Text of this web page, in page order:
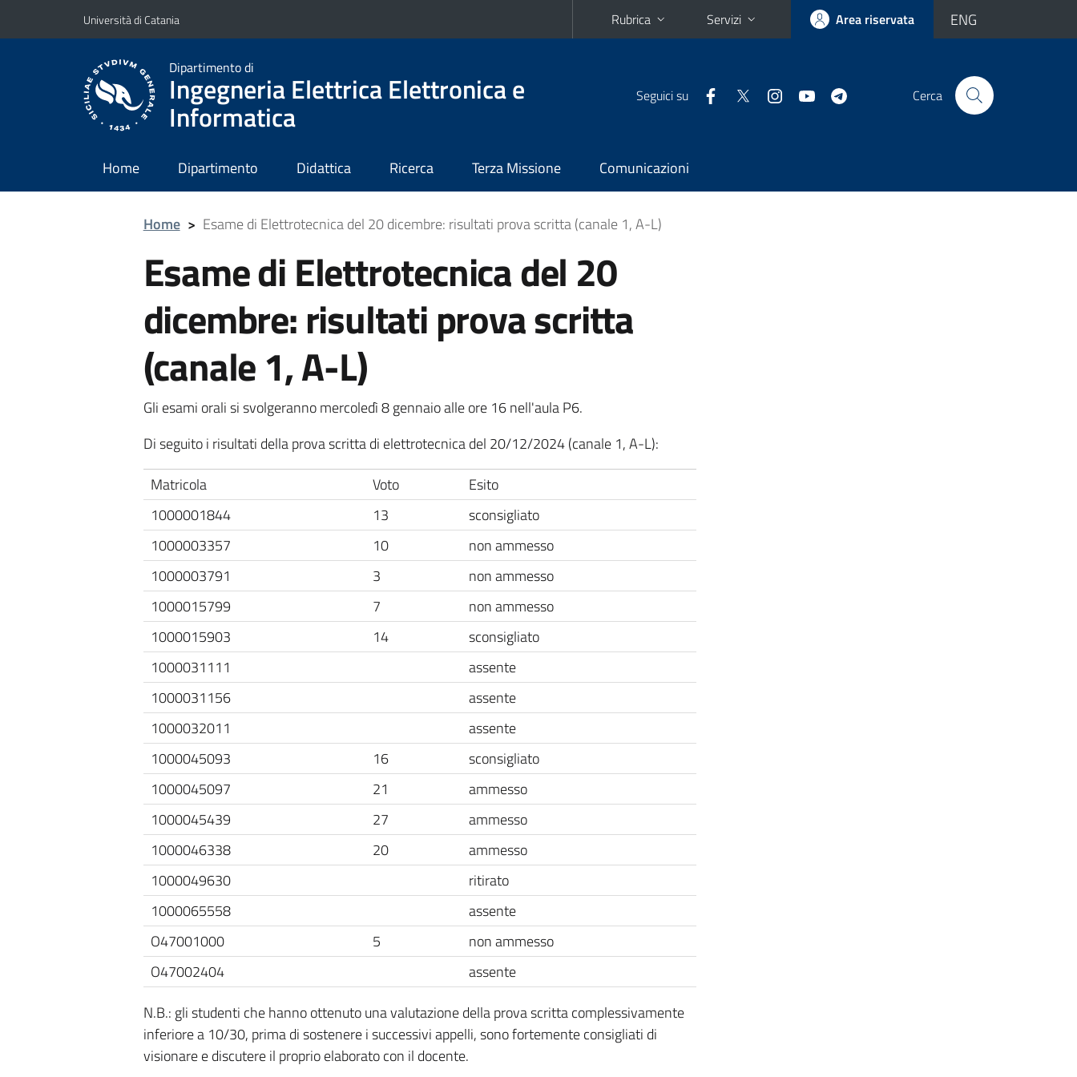
Vai al contenuto principale
Vai al menu di navigazione
Università di Catania Rubrica Servizi Area riservata ENG
Dipartimento di
Ingegneria Elettrica Elettronica e
Informatica
Seguici su Cerca
Home Dipartimento Didattica Ricerca Terza Missione Comunicazioni
Home > Esame di Elettrotecnica del 20 dicembre: risultati prova scritta (canale 1, A-L)
Esame di Elettrotecnica del 20
dicembre: risultati prova scritta
(canale 1, A-L)
Gli esami orali si svolgeranno mercoledì 8 gennaio alle ore 16 nell'aula P6.
Di seguito i risultati della prova scritta di elettrotecnica del 20/12/2024 (canale 1, A-L):
Matricola
Voto
Esito
1000001844
13
sconsigliato
1000003357
10
non ammesso
1000003791
3
non ammesso
1000015799
7
non ammesso
1000015903
14
sconsigliato
1000031111
assente
1000031156
assente
1000032011
assente
1000045093
16
sconsigliato
1000045097
21
ammesso
1000045439
27
ammesso
1000046338
20
ammesso
1000049630
ritirato
1000065558
assente
O47001000
5
non ammesso
O47002404
assente
N.B.: gli studenti che hanno ottenuto una valutazione della prova scritta complessivamente
inferiore a 10/30, prima di sostenere i successivi appelli, sono fortemente consigliati di
visionare e discutere il proprio elaborato con il docente.